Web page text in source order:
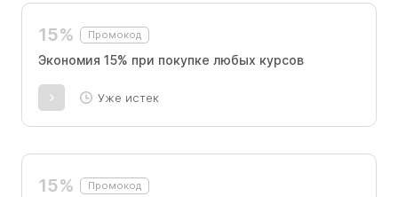
15% Промокод
Экономия 15% при покупке любых курсов
Уже истек
15% Промокод